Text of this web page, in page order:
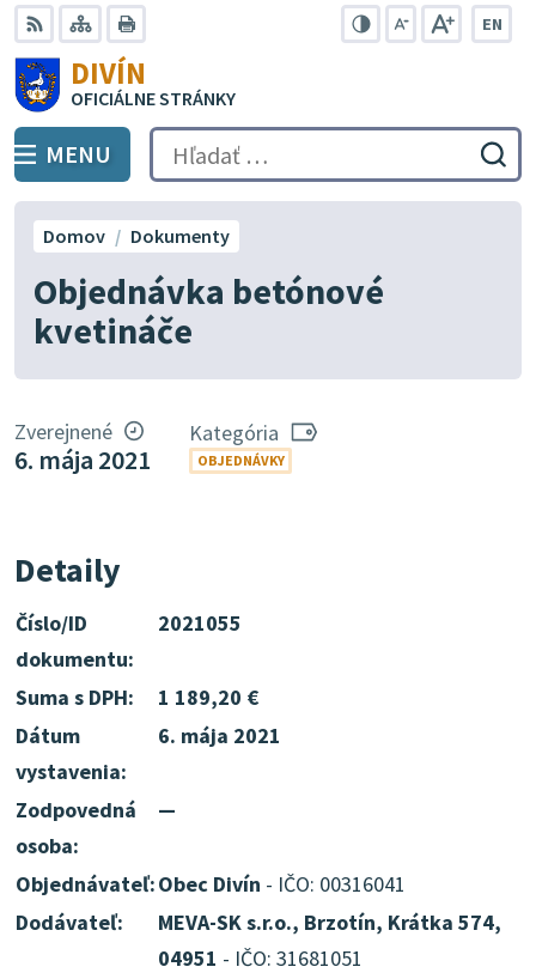
Preskočiť
na
obsah
RSS Mapa
EN
DIVÍN
OFICIÁLNE STRÁNKY
PREPNÚŤ
MENU Hľadať:
Objednávka betónové
kvetináče
Domov Dokumenty
Zverejnené
6. mája 2021
Kategória
OBJEDNÁVKY
Detaily
Číslo/ID
dokumentu:
2021055
Suma s DPH:
1 189,20 €
Dátum
vystavenia:
6. mája 2021
Zodpovedná
osoba:
—
Objednávateľ:Obec Divín - IČO: 00316041
Dodávateľ:
MEVA-SK s.r.o., Brzotín, Krátka 574,
04951 - IČO: 31681051